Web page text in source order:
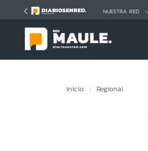
NUESTRA RED
Inicio Regional